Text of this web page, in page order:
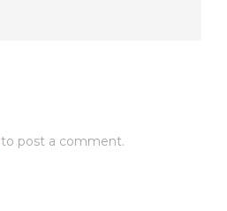
to post a comment.